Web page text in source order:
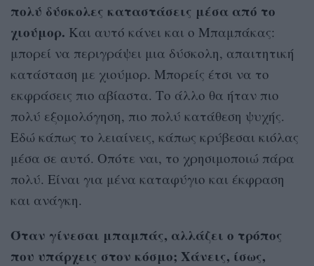
πολύ δύσκολες καταστάσεις μέσα από το
χιούμορ. Και αυτό κάνει και ο Μπαμπάκας:
μπορεί να περιγράψει μια δύσκολη, απαιτητική
κατάσταση με χιούμορ. Μπορείς έτσι να το
εκφράσεις πιο αβίαστα. Το άλλο θα ήταν πιο
πολύ εξομολόγηση, πιο πολύ κατάθεση ψυχής.
Εδώ κάπως το λειαίνεις, κάπως κρύβεσαι κιόλας
μέσα σε αυτό. Οπότε ναι, το χρησιμοποιώ πάρα
πολύ. Είναι για μένα καταφύγιο και έκφραση
και ανάγκη.
Όταν γίνεσαι μπαμπάς, αλλάζει ο τρόπος
που υπάρχεις στον κόσμο; Χάνεις, ίσως,